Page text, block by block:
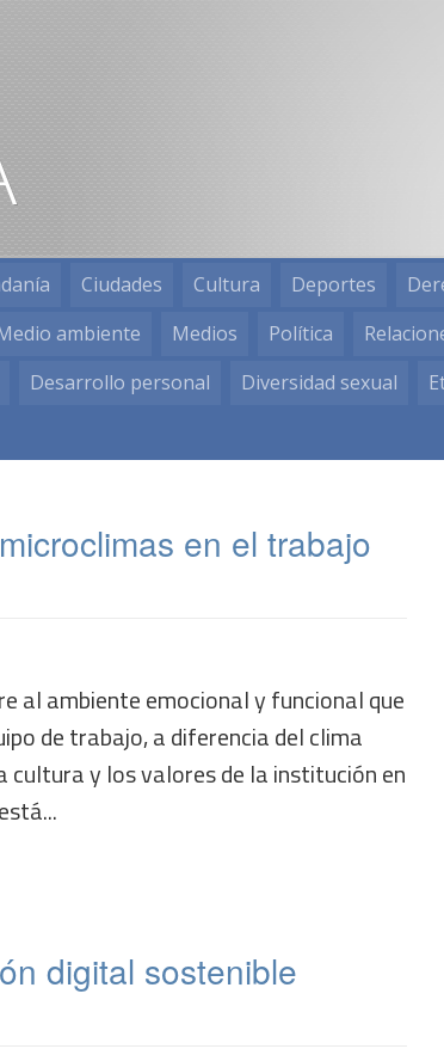
Ciudades Cultura Deportes
ambiente Medios Política
Desarrollo personal Diversidad sexual
en el trabajo
al ambiente emocional y funcional que
de trabajo, a diferencia del clima
cultura y los valores de la institución en
digital sostenible